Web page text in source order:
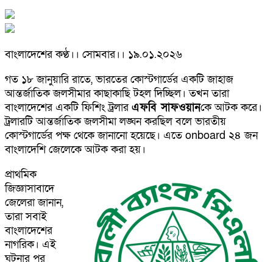
বাংলাদেশের কণ্ঠ।। সোমবার।। ১৯.০১.২০২৬
গত ১৮ জানুয়ারি রাতে, ভারতের কোস্টগার্ডের একটি জাহাজ
আন্তর্জাতিক জলসীমার কাছাকাছি টহল দিচ্ছিল। তখন তারা
বাংলাদেশের একটি ফিশিং ট্রলারএফবি সাফওয়ানকে আটক করে।
ট্রলারটি আন্তর্জাতিক জলসীমা লঙ্ঘন করছিল বলে ভারতীয়
কোস্টগার্ডের পক্ষ থেকে জানানো হয়েছে। এতে onboard ২৪ জন
বাংলাদেশি জেলেকে আটক করা হয়।
প্রাথমিক
জিজ্ঞাসাবাদে
জেলেরা জানান,
তারা সবাই
বাংলাদেশের
নাগরিক। এই
ঘটনার পর